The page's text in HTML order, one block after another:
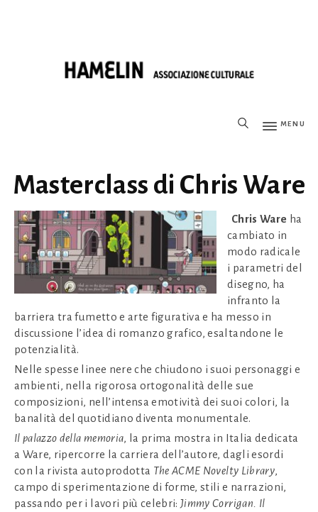
MENU
Masterclass di Chris Ware
Chris Ware ha
cambiato in
modo radicale
i parametri del
disegno, ha
infranto la
barriera tra fumetto e arte figurativa e ha messo in
discussione l’idea di romanzo grafico, esaltandone le
potenzialità.
Nelle spesse linee nere che chiudono i suoi personaggi e
ambienti, nella rigorosa ortogonalità delle sue
composizioni, nell’intensa emotività dei suoi colori, la
banalità del quotidiano diventa monumentale.
Il palazzo della memoria, la prima mostra in Italia dedicata
a Ware, ripercorre la carriera dell’autore, dagli esordi
con la rivista autoprodotta The ACME Novelty Library,
campo di sperimentazione di forme, stili e narrazioni,
passando per i lavori più celebri:Jimmy Corrigan. Il